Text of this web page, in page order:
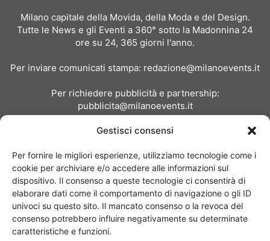
Gestisci consensi
Per fornire le migliori esperienze, utilizziamo tecnologie come i
cookie per archiviare e/o accedere alle informazioni sul
dispositivo. Il consenso a queste tecnologie ci consentirà di
elaborare dati come il comportamento di navigazione o gli ID
univoci su questo sito. Il mancato consenso o la revoca del
consenso potrebbero influire negativamente su determinate
caratteristiche e funzioni.
Milano capitale della Movida, della Moda e del Design.
Tutte le News e gli Eventi a 360° sotto la Madonnina 24
ore su 24, 365 giorni l'anno.
Per inviare comunicati stampa: redazione@milanoevents.it
Per richiedere pubblicità e partnership:
pubblicita@milanoevents.it
Chi siamo I Nostri Clienti